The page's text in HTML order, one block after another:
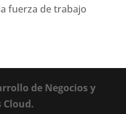
fuerza de trabajo
de Negocios y
Cloud.